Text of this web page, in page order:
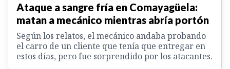
Ataque a sangre fría en Comayagüela:
matan a mecánico mientras abría portón
Según los relatos, el mecánico andaba probando
el carro de un cliente que tenía que entregar en
estos días, pero fue sorprendido por los atacantes.